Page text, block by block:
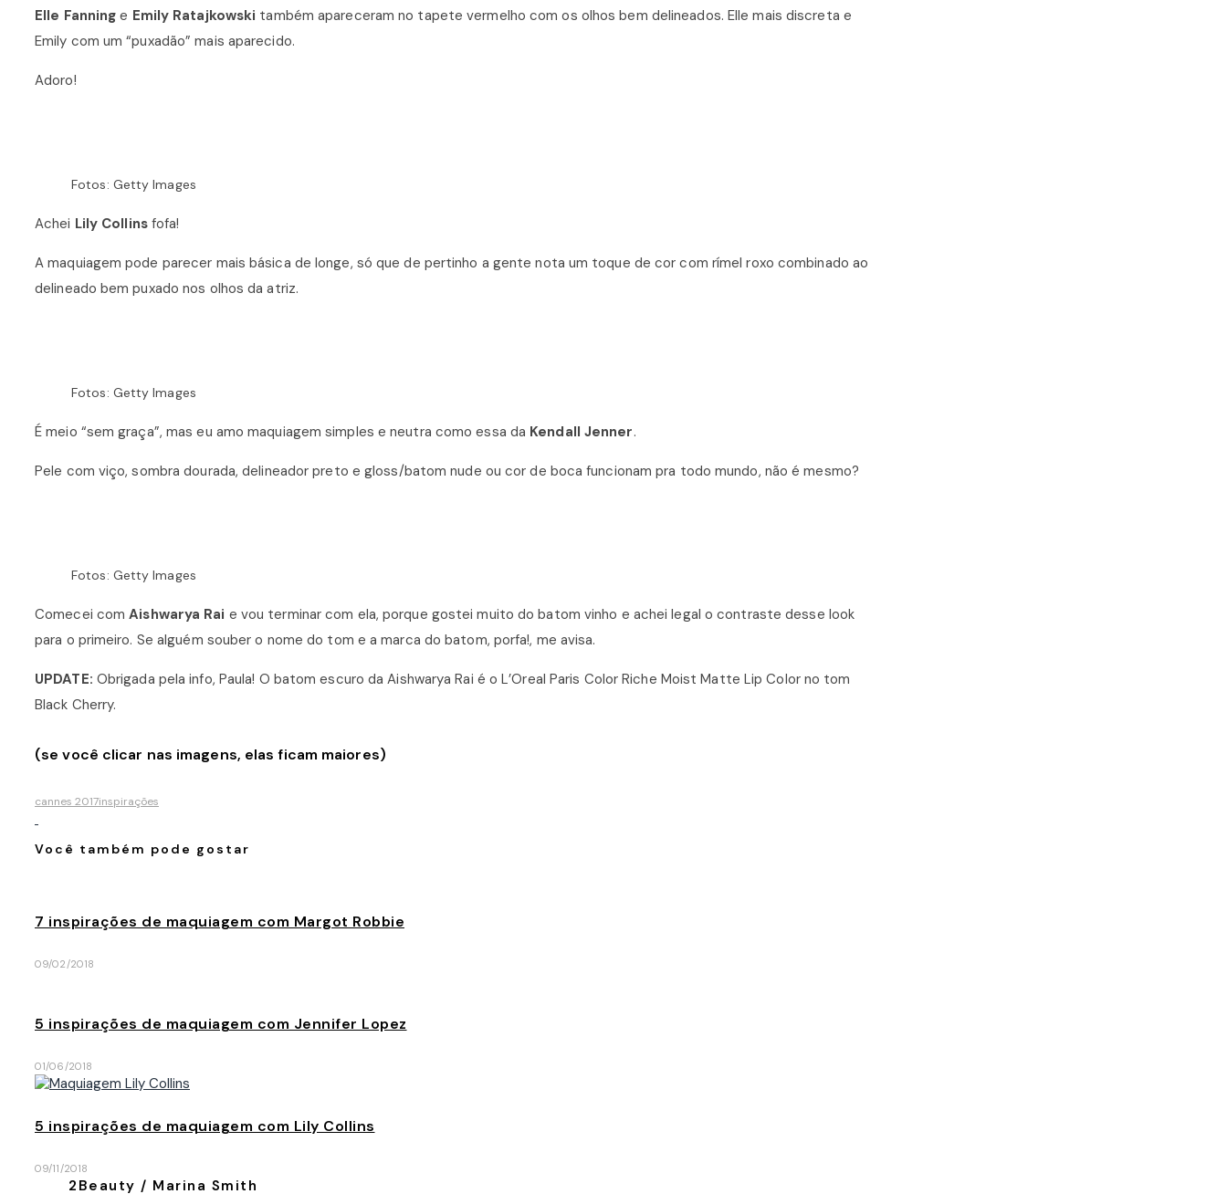
Elle Fanning e Emily Ratajkowski também apareceram no tapete vermelho com os olhos bem delineados. Elle mais discreta e
Emily com um “puxadão” mais aparecido.
Adoro!
Fotos: Getty Images
Achei Lily Collinsfofa!
A maquiagem pode parecer mais básica de longe, só que de pertinho a gente nota um toque de cor com rímel roxo combinado ao
delineado bem puxado nos olhos da atriz.
Fotos: Getty Images
É meio “sem graça”, mas eu amo maquiagem simples e neutra como essa da Kendall Jenner.
Pele com viço, sombra dourada, delineador preto e gloss/batom nude ou cor de boca funcionam pra todo mundo, não é mesmo?
Fotos: Getty Images
Comecei comAishwarya Rai e vou terminar com ela, porque gostei muito do batom vinho e achei legal o contraste desse look
para o primeiro. Se alguém souber o nome do tom e a marca do batom, porfa!, me avisa.
UPDATE: Obrigada pela info, Paula! O batom escuro da Aishwarya Rai é o L’Oreal Paris Color Riche Moist Matte Lip Color no tom
Black Cherry.
(se você clicar nas imagens, elas ficam maiores)
cannes 2017inspirações
Você também pode gostar
7 inspirações de maquiagem com Margot Robbie
09/02/2018
5 inspirações de maquiagem com Jennifer Lopez
01/06/2018
5 inspirações de maquiagem com Lily Collins
09/11/2018
2Beauty / Marina Smith